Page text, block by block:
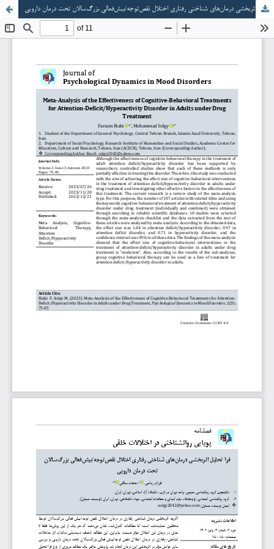
فرا تحلیل اثربخشی درمان‌های شناختی رفتاری اختلال نقص‌توجه/بیش‌فعالی بزرگ‌سالان تحت درمان دارویی